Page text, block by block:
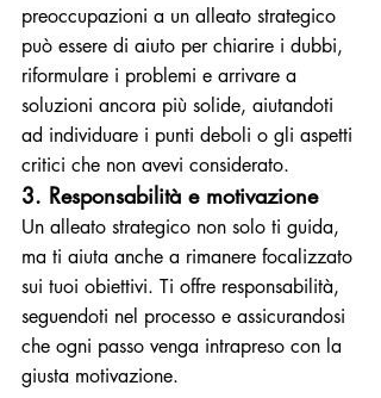
preoccupazioni a un alleato strategico
può essere di aiuto per chiarire i dubbi,
riformulare i problemi e arrivare a
soluzioni ancora più solide, aiutandoti
ad individuare i punti deboli o gli aspetti
critici che non avevi considerato.
3. Responsabilità e motivazione
Un alleato strategico non solo ti guida,
ma ti aiuta anche a rimanere focalizzato
sui tuoi obiettivi. Ti offre responsabilità,
seguendoti nel processo e assicurandosi
che ogni passo venga intrapreso con la
giusta motivazione.